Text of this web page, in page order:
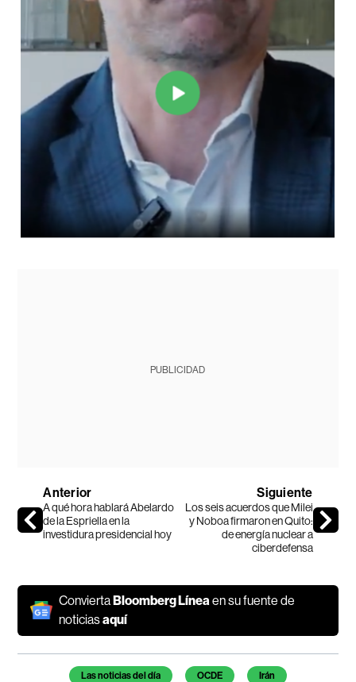
PUBLICIDAD
Anterior
A qué hora hablará Abelardo
de la Espriella en la
investidura presidencial hoy
Siguiente
Los seis acuerdos que Milei
y Noboa firmaron en Quito:
de energía nuclear a
ciberdefensa
ConviertaBloomberg Líneaen su fuente de
noticiasaquí
Temas de este artículo
Las noticias del día OCDE Irán